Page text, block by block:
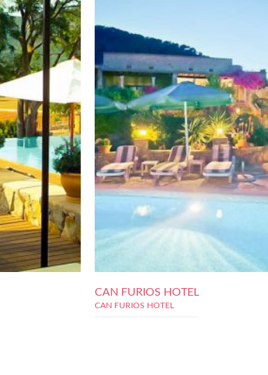
CAN FURIOS HOTEL
CAN FURIOS HOTEL